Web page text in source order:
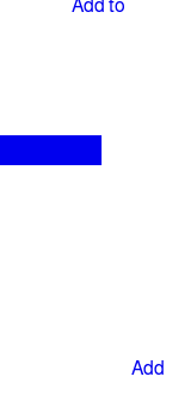
Add to
Add